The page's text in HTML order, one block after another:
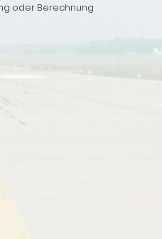
oder Berechnung